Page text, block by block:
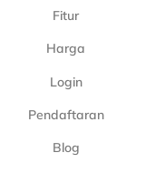
Fitur
Harga
Login
Pendaftaran
Blog